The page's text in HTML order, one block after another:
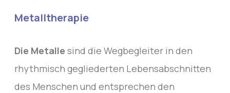
Metalltherapie
Die Metalle sind die Wegbegleiter in den
rhythmisch gegliederten Lebensabschnitten
des Menschen und entsprechen den